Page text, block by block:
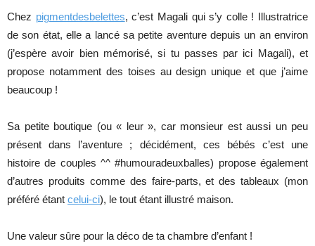
Chez pigmentdesbelettes, c’est Magali qui s’y colle ! Illustratrice
de son état, elle a lancé sa petite aventure depuis un an environ
(j’espère avoir bien mémorisé, si tu passes par ici Magali), et
propose notamment des toises au design unique et que j’aime
beaucoup !
Sa petite boutique (ou « leur », car monsieur est aussi un peu
présent dans l’aventure ; décidément, ces bébés c’est une
histoire de couples ^^ #humouradeuxballes) propose également
d’autres produits comme des faire-parts, et des tableaux (mon
préféré étant celui-ci), le tout étant illustré maison.
Une valeur sûre pour la déco de ta chambre d’enfant !